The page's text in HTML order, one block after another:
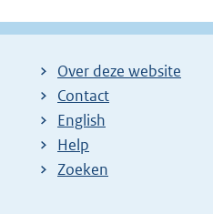
Over deze website
Contact
English
Help
Zoeken